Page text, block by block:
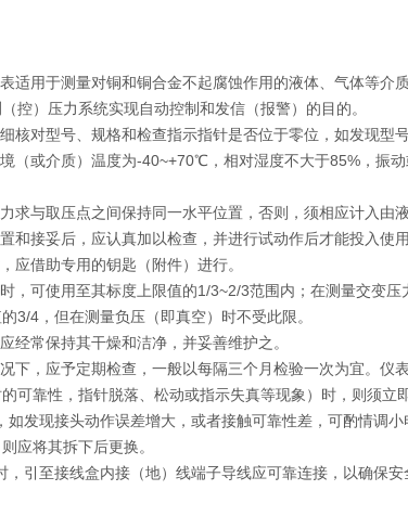
适用于测量对铜和铜合金不起腐蚀作用的液体、气体等介
控）压力系统实现自动控制和发信（报警）的目的。
核对型号、规格和检查指示指针是否位于零位，如发现型
（或介质）温度为-40~+70℃，相对湿度不大于85%，振
求与取压点之间保持同一水平位置，否则，须相应计入由
和接妥后，应认真加以检查，并进行试动作后才能投入使用
应借助专用的钥匙（附件）进行。
，可使用至其标度上限值的1/3~2/3范围内；在测量交变
3/4，但在测量负压（即真空）时不受此限。
经常保持其干燥和洁净，并妥善维护之。
下，应予定期检查，一般以每隔三个月检验一次为宜。仪
可靠性，指针脱落、松动或指示失真等现象）时，则须立
如发现接头动作误差增大，或者接触可靠性差，可酌情调
应将其拆下后更换。
，引至接线盒内接（地）线端子导线应可靠连接，以确保安